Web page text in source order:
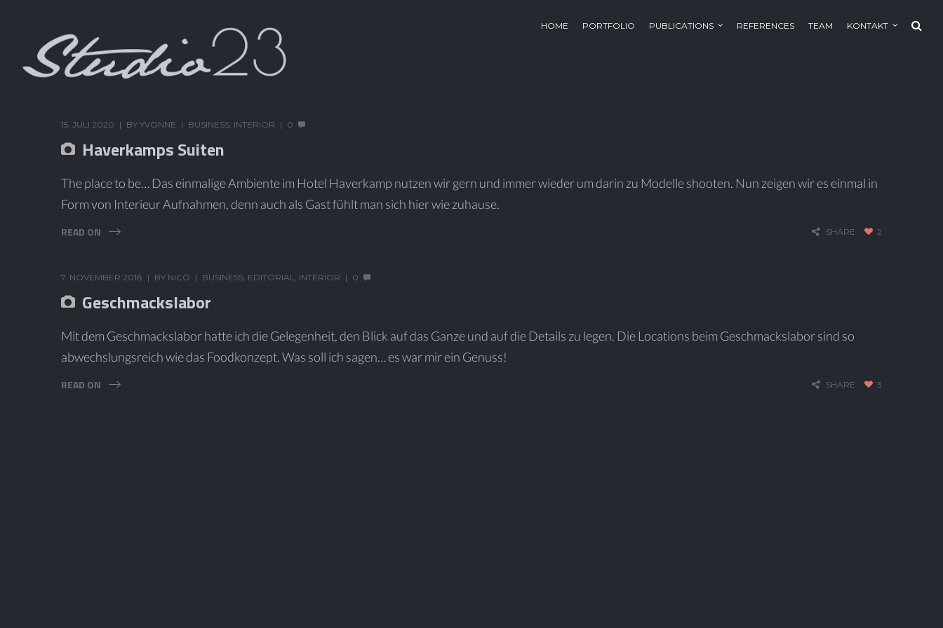
HOME PORTFOLIO PUBLICATIONS REFERENCES TEAM KONTAKT
15. JULI 2020 BY YVONNE BUSINESS, INTERIOR 0
Haverkamps Suiten
The place to be… Das einmalige Ambiente im Hotel Haverkamp nutzen wir gern und immer wieder um darin zu Modelle shooten. Nun zeigen wir es einmal in
Form von Interieur Aufnahmen, denn auch als Gast fühlt man sich hier wie zuhause.
READ ON SHARE 2
7. NOVEMBER 2018 BY NICO BUSINESS, EDITORIAL, INTERIOR 0
Geschmackslabor
Mit dem Geschmackslabor hatte ich die Gelegenheit, den Blick auf das Ganze und auf die Details zu legen. Die Locations beim Geschmackslabor sind so
abwechslungsreich wie das Foodkonzept. Was soll ich sagen… es war mir ein Genuss!
READ ON SHARE 3